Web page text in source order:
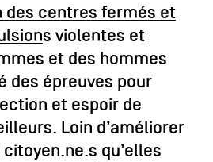
des centres fermés et
s violentes et
et des hommes
des épreuves pour
et espoir de
Loin d’améliorer
qu’elles